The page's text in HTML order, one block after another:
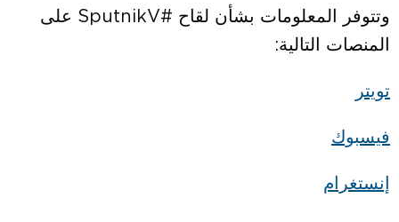
وتتوفر المعلومات بشأن لقاح #SputnikV على
المنصات التالية:
تويتر
فيسبوك
إنستغرام